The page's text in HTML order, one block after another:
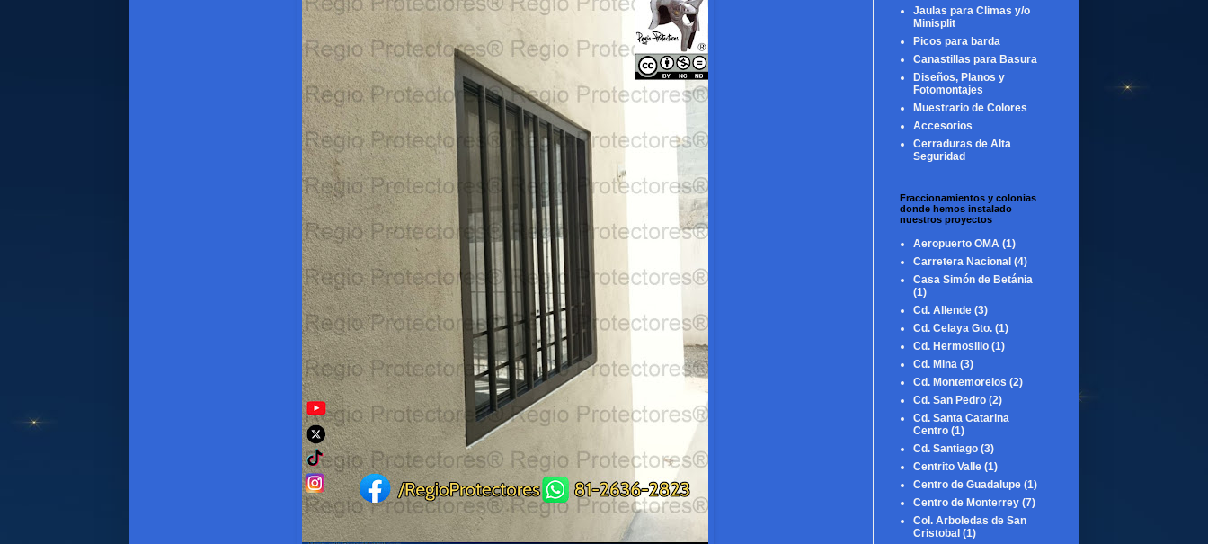
Jaulas para Climas y/o
Minisplit
Picos para barda
Canastillas para Basura
Diseños, Planos y
Fotomontajes
Muestrario de Colores
Accesorios
Cerraduras de Alta
Seguridad
Fraccionamientos y colonias
donde hemos instalado
nuestros proyectos
Aeropuerto OMA (1)
Carretera Nacional (4)
Casa Simón de Betánia
(1)
Cd. Allende (3)
Cd. Celaya Gto. (1)
Cd. Hermosillo (1)
Cd. Mina (3)
Cd. Montemorelos (2)
Cd. San Pedro (2)
Cd. Santa Catarina
Centro (1)
Cd. Santiago (3)
Centrito Valle (1)
Centro de Guadalupe (1)
Centro de Monterrey (7)
Col. Arboledas de San
Cristobal (1)